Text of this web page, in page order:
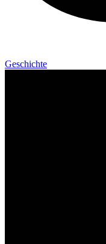
Geschichte